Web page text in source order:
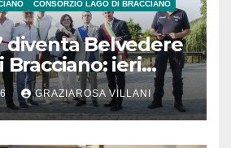
CONSORZIO LAGO DI BRACCIANO
diventa Belvedere
Bracciano: ieri
GRAZIAROSA VILLANI